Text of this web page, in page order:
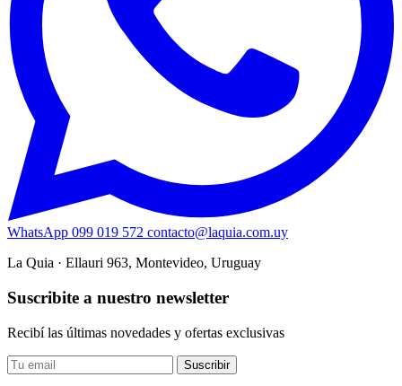
WhatsApp 099 019 572 contacto@laquia.com.uy
La Quia · Ellauri 963, Montevideo, Uruguay
Suscribite a nuestro newsletter
Recibí las últimas novedades y ofertas exclusivas
Suscribir